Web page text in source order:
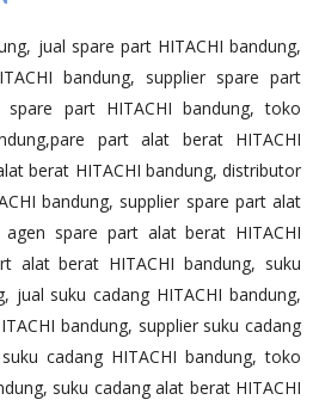
jual spare part HITACHI bandung,
bandung, supplier spare part
spare part HITACHI bandung, toko
part alat berat HITACHI
berat HITACHI bandung, distributor
bandung, supplier spare part alat
agen spare part alat berat HITACHI
alat berat HITACHI bandung, suku
jual suku cadang HITACHI bandung,
bandung, supplier suku cadang
cadang HITACHI bandung, toko
suku cadang alat berat HITACHI